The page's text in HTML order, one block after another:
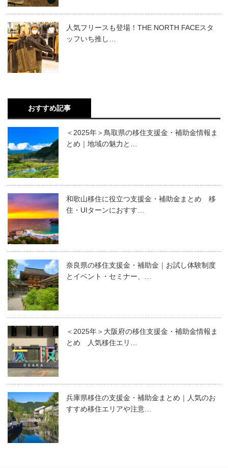
人気フリースも登場！THE NORTH FACEスタ
ッフいち推し…
おすすめ記事
＜2025年＞鳥取県の移住支援金・補助金情報ま
とめ｜地域の魅力と…
和歌山移住に役立つ支援金・補助金まとめ 移
住・UIターンにおすす…
奈良県の移住支援金・補助金｜お試し体験制度
とイベント・セミナー、…
＜2025年＞大阪府の移住支援金・補助金情報ま
とめ 人気移住エリ…
兵庫県移住の支援金・補助金まとめ｜人気のお
すすめ移住エリアや注意…